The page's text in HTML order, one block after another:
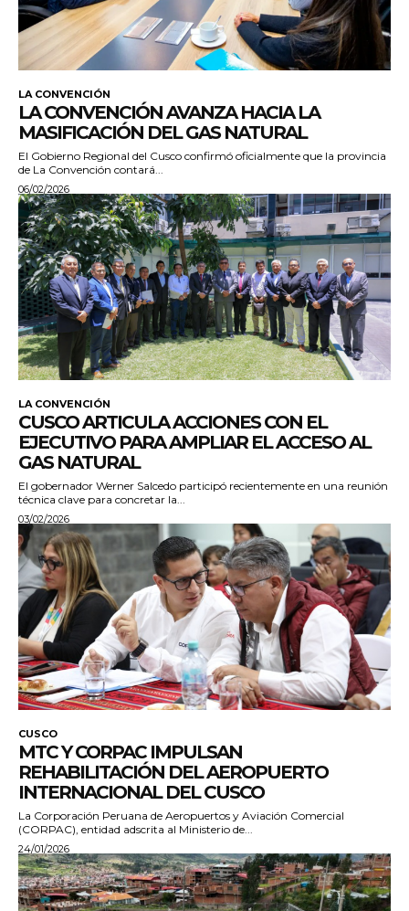
LA CONVENCIÓN
LA CONVENCIÓN AVANZA HACIA LA
MASIFICACIÓN DEL GAS NATURAL
El Gobierno Regional del Cusco confirmó oficialmente que la provincia
de La Convención contará...
06/02/2026
LA CONVENCIÓN
CUSCO ARTICULA ACCIONES CON EL
EJECUTIVO PARA AMPLIAR EL ACCESO AL
GAS NATURAL
El gobernador Werner Salcedo participó recientemente en una reunión
técnica clave para concretar la...
03/02/2026
CUSCO
MTC Y CORPAC IMPULSAN
REHABILITACIÓN DEL AEROPUERTO
INTERNACIONAL DEL CUSCO
La Corporación Peruana de Aeropuertos y Aviación Comercial
(CORPAC), entidad adscrita al Ministerio de...
24/01/2026